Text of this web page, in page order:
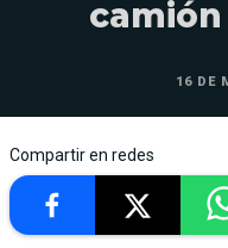
16 DE
Compartir en redes